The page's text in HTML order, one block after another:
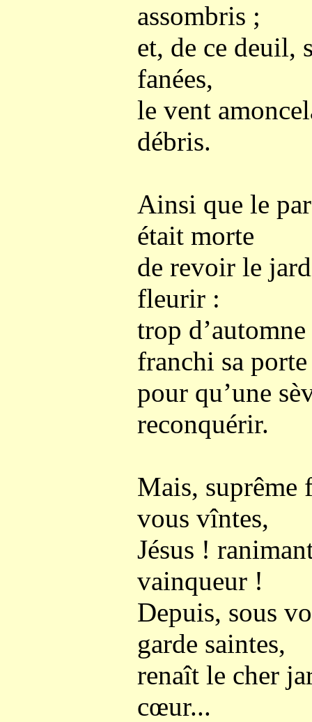
assombris ;
et, de ce deuil,
fanées,
le vent
débris.
Ainsi que le
était morte
de revoir le
fleurir :
trop
franchi sa porte
pour qu’une
reconquérir.
Mais, suprême
vous vîntes,
Jésus !
vainqueur !
Depuis, sous
garde saintes,
renaît le cher
cœur...